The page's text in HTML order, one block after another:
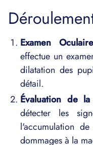
Examen
effectue un
dilatation des
détail.
Évaluation de
détecter les
l'accumulation
dommages à la